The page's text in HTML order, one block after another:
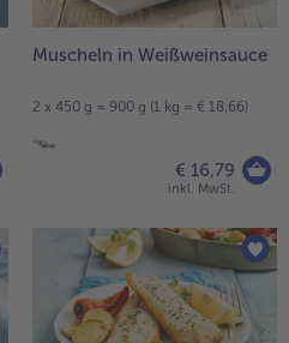
Muscheln in Weißweinsauce
2 x 450 g = 900 g (1 kg = € 18,66)
€ 16,79
inkl. MwSt.